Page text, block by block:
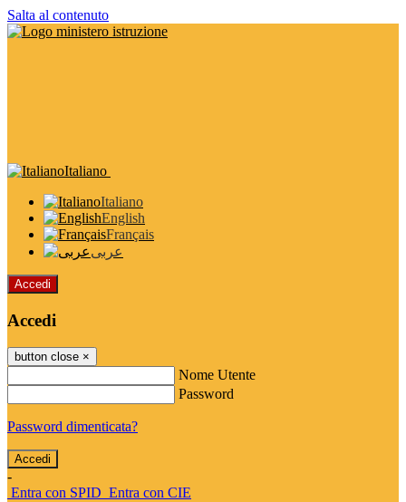
Salta al contenuto
Italiano
Italiano
English
Français
عربى
Accedi
Accedi
button close ×
Nome Utente
Password
Password dimenticata?
-
Entra con SPID Entra con CIE